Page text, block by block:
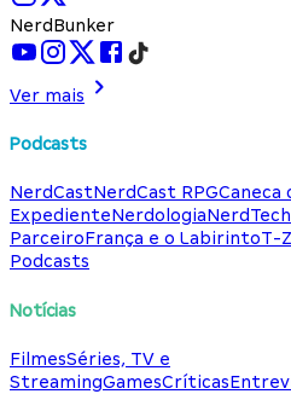
NerdBunker
Ver mais
Podcasts
NerdCastNerdCast RPGCaneca
ExpedienteNerdologiaNerdTech
ParceiroFrança e o LabirintoT-
Podcasts
Notícias
FilmesSéries, TV e
StreamingGamesCríticas